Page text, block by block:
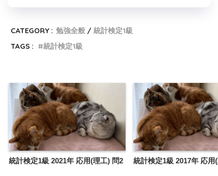
CATEGORY : 勉強全般
統計検定1級
TAGS :
統計検定1級
統計検定1級 2021年 応用(理工) 問2 統計検定1級 2017年 応用